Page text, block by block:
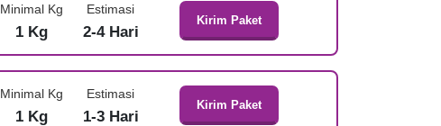
Minimal Kg
1 Kg
Estimasi
2-4 Hari
Kirim Paket
Minimal Kg
1 Kg
Estimasi
1-3 Hari
Kirim Paket